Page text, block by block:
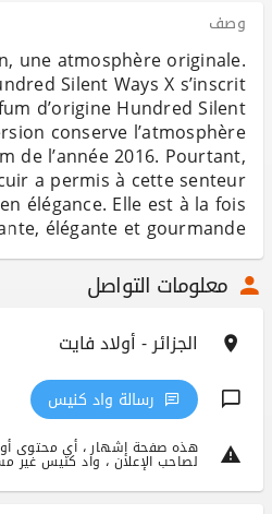
وصف
une atmosphère originale.
Silent Ways X s’inscrit
d’origine Hundred Silent
conserve l’atmosphère
de l’année 2016. Pourtant,
a permis à cette senteur
élégance. Elle est à la fois
élégante et gourmande.
معلومات التواصل
الجزائر - أولاد فايت
رسالة واد كنيس
هذه صفحة إشهار ، أي محتوى
لصاحب الإعلان ، واد كنيس غير